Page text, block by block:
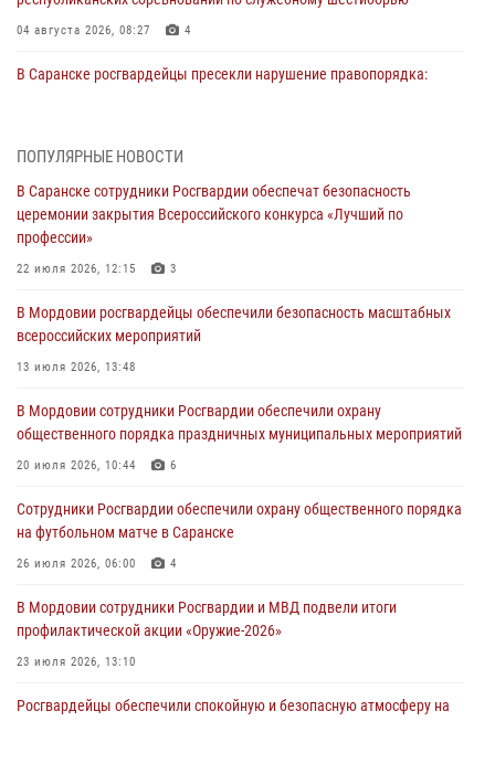
04 августа 2026, 08:27 4
В Саранске росгвардейцы пресекли нарушение правопорядка:
нанесение побоев
03 августа 2026, 08:58
Сотрудники Росгвардии обеспечили безопасность празднования 98-
03 августа 2026, 08:32 5
В Мордовии отметили День ВДВ: нарушений правопорядка не
03 августа 2026, 07:40
В Мордовии подведены итоги работы подразделений лицензионно-
02 августа 2026, 06:31
ПОПУЛЯРНЫЕ НОВОСТИ
В Саранске сотрудники Росгвардии обеспечат безопасность
церемонии закрытия Всероссийского конкурса «Лучший по
профессии»
22 июля 2026, 12:15 3
В Мордовии росгвардейцы обеспечили безопасность масштабных
всероссийских мероприятий
13 июля 2026, 13:48
В Мордовии сотрудники Росгвардии обеспечили охрану
общественного порядка праздничных муниципальных мероприятий
20 июля 2026, 10:44 6
Сотрудники Росгвардии обеспечили охрану общественного порядка
на футбольном матче в Саранске
26 июля 2026, 06:00 4
В Мордовии сотрудники Росгвардии и МВД подвели итоги
профилактической акции «Оружие‑2026»
23 июля 2026, 13:10
Росгвардейцы обеспечили спокойную и безопасную атмосферу на